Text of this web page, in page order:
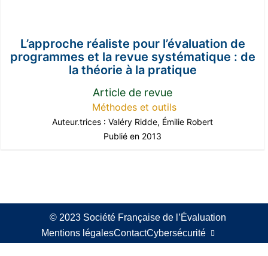
L’approche réaliste pour l’évaluation de
programmes et la revue systématique : de
la théorie à la pratique
Article de revue
Méthodes et outils
Auteur.trices : Valéry Ridde, Émilie Robert
Publié en 2013
© 2023 Société Française de l’Évaluation
Mentions légalesContactCybersécurité